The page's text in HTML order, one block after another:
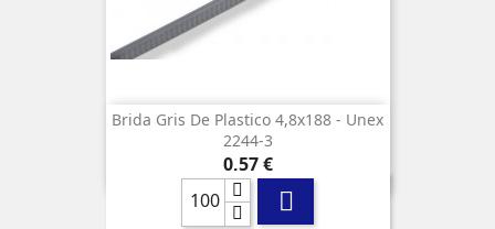
Brida Gris De Plastico 4,8x188 - Unex
2244-3
Precio
0,57 €
